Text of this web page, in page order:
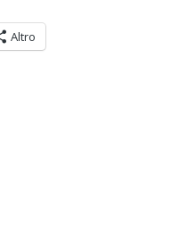
Altro